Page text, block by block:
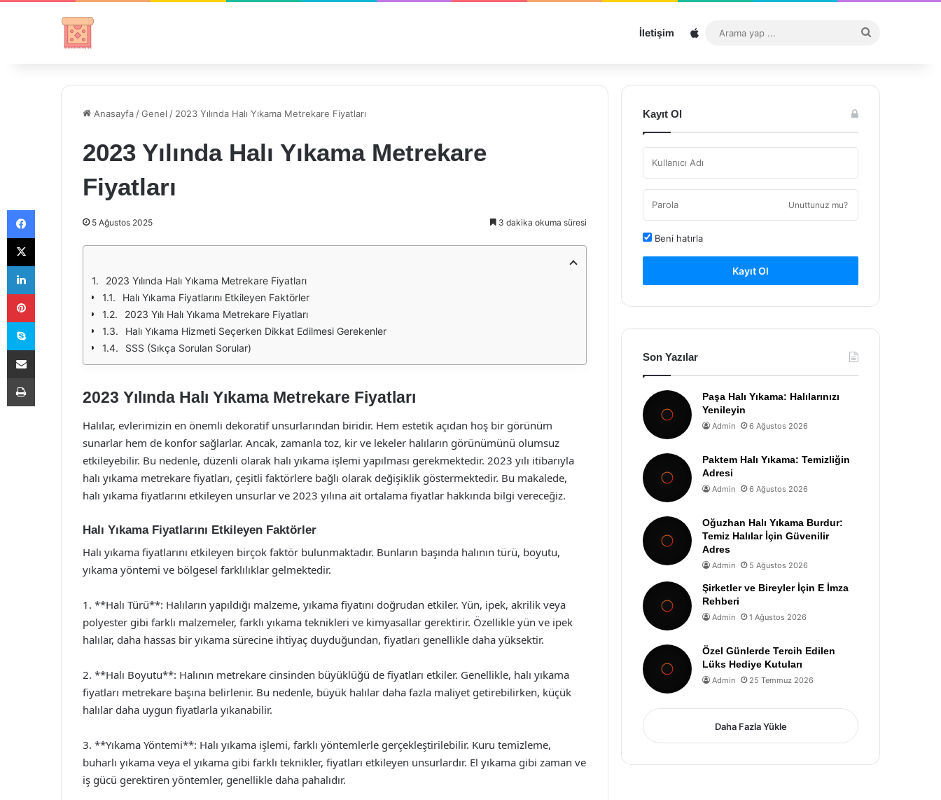
İletişim Sitemap
...
Anasayfa /Genel / 2023 Yılında Halı Yıkama Metrekare Fiyatları
2023 Yılında Halı Yıkama Metrekare
Fiyatları
5 Ağustos 2025 3 dakika okuma süresi
2023 Yılında Halı Yıkama Metrekare Fiyatları
Halı Yıkama Fiyatlarını Etkileyen Faktörler
2023 Yılı Halı Yıkama Metrekare Fiyatları
Halı Yıkama Hizmeti Seçerken Dikkat Edilmesi Gerekenler
SSS (Sıkça Sorulan Sorular)
2023 Yılında Halı Yıkama Metrekare Fiyatları
Halılar, evlerimizin en önemli dekoratif unsurlarından biridir. Hem estetik açıdan hoş bir görünüm
sunarlar hem de konfor sağlarlar. Ancak, zamanla toz, kir ve lekeler halıların görünümünü olumsuz
etkileyebilir. Bu nedenle, düzenli olarak halı yıkama işlemi yapılması gerekmektedir. 2023 yılı itibarıyla
halı yıkama metrekare fiyatları, çeşitli faktörlere bağlı olarak değişiklik göstermektedir. Bu makalede,
halı yıkama fiyatlarını etkileyen unsurlar ve 2023 yılına ait ortalama fiyatlar hakkında bilgi vereceğiz.
Halı Yıkama Fiyatlarını Etkileyen Faktörler
Halı yıkama fiyatlarını etkileyen birçok faktör bulunmaktadır. Bunların başında halının türü, boyutu,
yıkama yöntemi ve bölgesel farklılıklar gelmektedir.
1. **Halı Türü**: Halıların yapıldığı malzeme, yıkama fiyatını doğrudan etkiler. Yün, ipek, akrilik veya
polyester gibi farklı malzemeler, farklı yıkama teknikleri ve kimyasallar gerektirir. Özellikle yün ve ipek
halılar, daha hassas bir yıkama sürecine ihtiyaç duyduğundan, fiyatları genellikle daha yüksektir.
2. **Halı Boyutu**: Halının metrekare cinsinden büyüklüğü de fiyatları etkiler. Genellikle, halı yıkama
fiyatları metrekare başına belirlenir. Bu nedenle, büyük halılar daha fazla maliyet getirebilirken, küçük
halılar daha uygun fiyatlarla yıkanabilir.
3. **Yıkama Yöntemi**: Halı yıkama işlemi, farklı yöntemlerle gerçekleştirilebilir. Kuru temizleme,
buharlı yıkama veya el yıkama gibi farklı teknikler, fiyatları etkileyen unsurlardır. El yıkama gibi zaman ve
iş gücü gerektiren yöntemler, genellikle daha pahalıdır.
Kayıt Ol
Unuttunuz mu?
Beni hatırla
Kayıt Ol
Son Yazılar
Paşa Halı Yıkama: Halılarınızı
Yenileyin
Admin 6 Ağustos 2026
Paktem Halı Yıkama: Temizliğin
Adresi
Admin 6 Ağustos 2026
Oğuzhan Halı Yıkama Burdur:
Temiz Halılar İçin Güvenilir
Adres
Admin 5 Ağustos 2026
Şirketler ve Bireyler İçin E İmza
Rehberi
Admin 1 Ağustos 2026
Özel Günlerde Tercih Edilen
Lüks Hediye Kutuları
Admin 25 Temmuz 2026
Daha Fazla Yükle
Facebook
X
LinkedIn
Pinterest
Skype
E-Posta ile paylaş